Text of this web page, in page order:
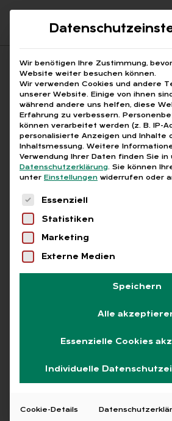
Suchfeld
Suchen
Breadcrumb-Navigation
STARTSEITE BERUFE
Alle Bei­trä­ge
Schlag­wort
Alle
Keine Beiträge gefunden
Wir benötigen Ihre Zustimmung,
Website weiter besuchen können.
Wir verwenden Cookies und andere
unserer Website. Einige von ihnen
während andere uns helfen, diese
Erfahrung zu verbessern.
können verarbeitet werden (z. B. IP-
personalisierte Anzeigen und Inhalte
Inhaltsmessung. Weitere
Verwendung Ihrer Daten finden Sie in
Datenschutzerklärung. Sie können
unter Einstellungen widerrufen oder
Es folgt eine Liste der
Essenziell
Statistiken
Marketing
Externe Medien
Speichern
Alle
Essenzielle Cookies
Individuelle
Cookie-Details